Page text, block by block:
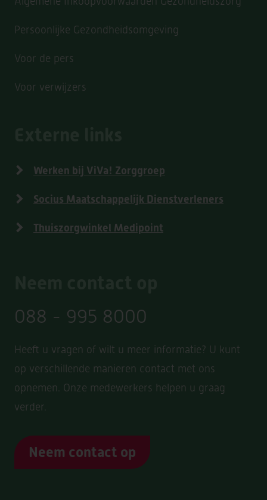
Persoonlijke Gezondheidsomgeving
Voor de pers
Voor verwijzers
Werken bij ViVa! Zorggroep
Socius Maatschappelijk Dienstverleners
Thuiszorgwinkel Medipoint
088 - 995 8000
Heeft u vragen of wilt u meer informatie? U kunt
op verschillende manieren contact met ons
opnemen. Onze medewerkers helpen u graag
verder.
Neem contact op